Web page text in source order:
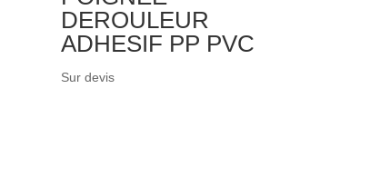
DEROULEUR
ADHESIF PP PVC
Sur devis